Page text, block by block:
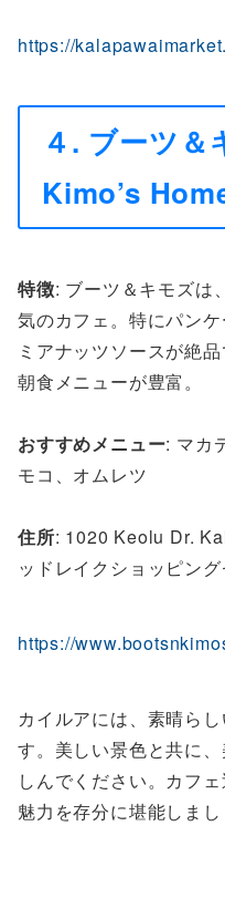
https://
４. ブーツ
Kimo’s
特徴: ブーツ＆キモズは
気のカフェ。特にパン
ミアナッツソースが絶
朝食メニューが豊富。
おすすめメニュー: マカ
モコ、オムレツ
住所: 1020 Keolu Dr.
ッドレイクショッピン
https://
カイルアには、素晴ら
す。美しい景色と共に
しんでください。カフ
魅力を存分に堪能しまし